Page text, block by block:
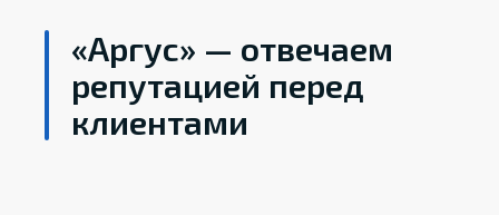
«Аргус» — отвечаем
репутацией перед
клиентами